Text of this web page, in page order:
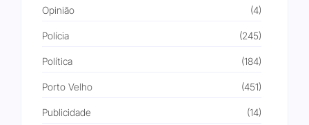
Opinião (4)
Polícia (245)
Política (184)
Porto Velho (451)
Publicidade (14)